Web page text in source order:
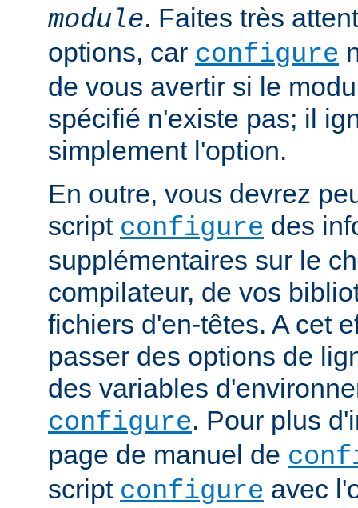
module. Faites très
options, car configure
de vous avertir si le
spécifié n'existe pas; il
simplement l'option.
En outre, vous devrez
script configure des
supplémentaires sur le
compilateur, de vos
fichiers d'en-têtes. A cet
passer des options de
des variables
configure. Pour plus
page de manuel de
script configure avec